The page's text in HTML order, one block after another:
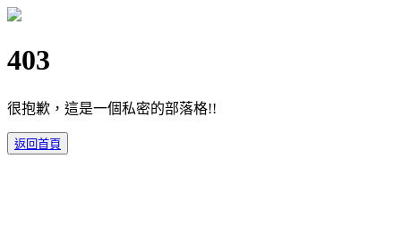
403
很抱歉，這是一個私密的部落格!!
返回首頁